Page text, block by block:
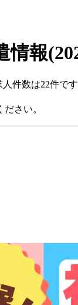
情報
件数は22件です
さい。